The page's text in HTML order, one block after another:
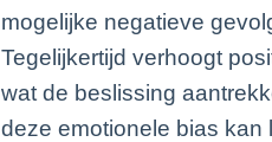
mogelijke negatieve
Tegelijkertijd verhoogt
wat de beslissing
deze emotionele bias kan